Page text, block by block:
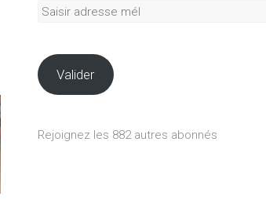
Saisir
Valider
Rejoignez les 882 autres abonnés